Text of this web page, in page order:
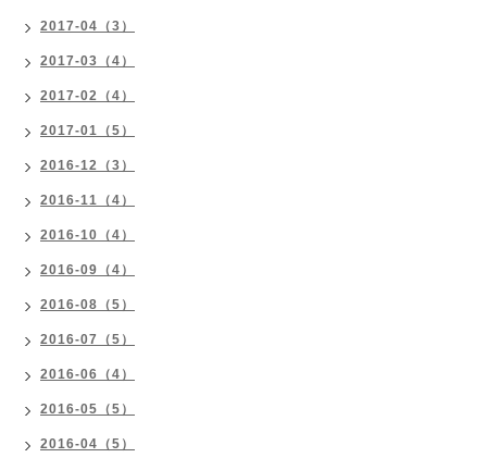
2017-04（3）
2017-03（4）
2017-02（4）
2017-01（5）
2016-12（3）
2016-11（4）
2016-10（4）
2016-09（4）
2016-08（5）
2016-07（5）
2016-06（4）
2016-05（5）
2016-04（5）